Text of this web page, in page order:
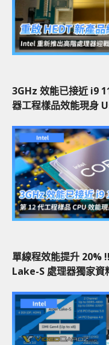
3GHz 效能已接近 i9
器工程樣品效能現身
單線程效能提升
Lake-S 處理器獨家資